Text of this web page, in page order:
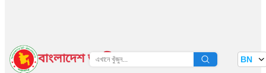
বাংলাদেশ জাতীয় তথ্য বাতায়ন BN